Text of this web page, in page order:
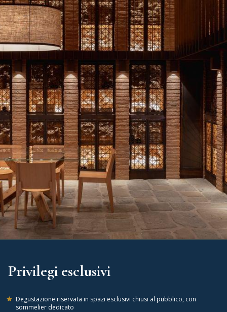
Privilegi esclusivi
Degustazione riservata in spazi esclusivi chiusi al pubblico, con
sommelier dedicato